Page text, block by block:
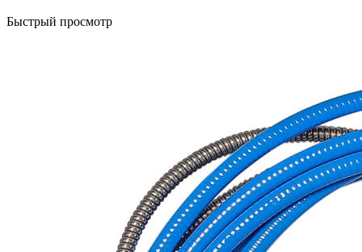
Быстрый просмотр